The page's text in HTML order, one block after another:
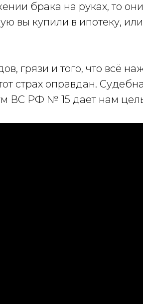
брака на руках, то
вы купили в ипотеку,
грязи и того, что всё
страх оправдан.
ВС РФ № 15 дает нам